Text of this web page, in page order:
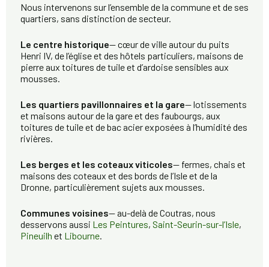
Nous intervenons sur l’ensemble de la commune et de ses
quartiers, sans distinction de secteur.
Le centre historique— cœur de ville autour du puits
Henri IV, de l’église et des hôtels particuliers, maisons de
pierre aux toitures de tuile et d’ardoise sensibles aux
mousses.
Les quartiers pavillonnaires et la gare— lotissements
et maisons autour de la gare et des faubourgs, aux
toitures de tuile et de bac acier exposées à l’humidité des
rivières.
Les berges et les coteaux viticoles— fermes, chais et
maisons des coteaux et des bords de l’Isle et de la
Dronne, particulièrement sujets aux mousses.
Communes voisines— au-delà de Coutras, nous
desservons aussi Les Peintures, Saint-Seurin-sur-l’Isle,
Pineuilh et Libourne.